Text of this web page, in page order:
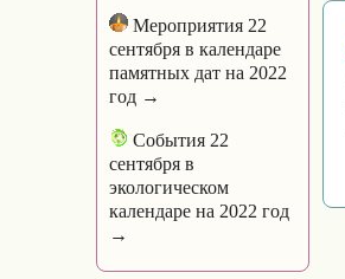
Мероприятия 22
сентября в календаре
памятных дат на 2022
год →
События 22
сентября в
экологическом
календаре на 2022 год
→